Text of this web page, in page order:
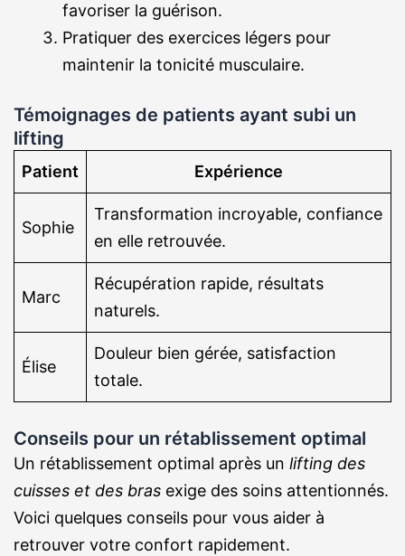
favoriser la guérison.
Pratiquer des exercices légers pour
maintenir la tonicité musculaire.
Témoignages de patients ayant subi un
lifting
Patient Expérience
Sophie
Transformation incroyable, confiance
en elle retrouvée.
Marc
Récupération rapide, résultats
naturels.
Élise
Douleur bien gérée, satisfaction
totale.
Conseils pour un rétablissement optimal
Un rétablissement optimal après un lifting des
cuisses et des brasexige des soins attentionnés.
Voici quelques conseils pour vous aider à
retrouver votre confort rapidement.